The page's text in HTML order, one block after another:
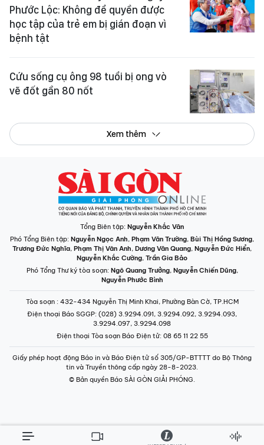
Phước Lộc: Không để quyền được
học tập của trẻ em bị gián đoạn vì
bệnh tật
Cứu sống cụ ông 98 tuổi bị ong vò
vẽ đốt gần 80 nốt
Xem thêm
Tổng Biên tập: Nguyễn Khắc Văn
Phó Tổng Biên tập: Nguyễn Ngọc Anh, Phạm Văn Trường, Bùi Thị Hồng Sương,
Trương Đức Nghĩa, Phạm Thị Vân Anh, Dương Văn Quang, Nguyễn Đức Hiển,
Nguyễn Khắc Cường, Trần Gia Bảo
Phó Tổng Thư ký tòa soạn: Ngô Quang Trưởng, Nguyễn Chiến Dũng,
Nguyễn Phước Bình
Tòa soạn : 432-434 Nguyễn Thị Minh Khai, Phường Bàn Cờ, TP.HCM
Điện thoại Báo SGGP: (028) 3.9294.091, 3.9294.092, 3.9294.093,
3.9294.097, 3.9294.098
Điện thoại Tòa soạn Báo Điện tử: 08 65 11 22 55
Giấy phép hoạt động Báo in và Báo Điện tử số 305/GP-BTTTT do Bộ Thông
tin và Truyền thông cấp ngày 28-8-2023.
© Bản quyền Báo SÀI GÒN GIẢI PHÓNG.